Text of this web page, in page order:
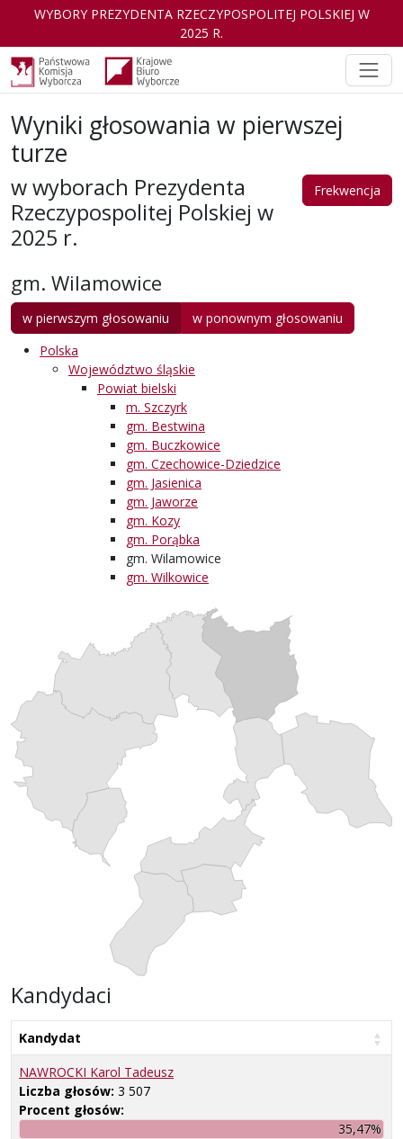
WYBORY PREZYDENTA RZECZYPOSPOLITEJ POLSKIEJ W
2025 R.
Wyniki głosowania w pierwszej
turze
Frekwencja
w wyborach Prezydenta
Rzeczypospolitej Polskiej w
2025 r.
gm. Wilamowice
w pierwszym głosowaniu
w ponownym głosowaniu
Polska
Województwo śląskie
Powiat bielski
m. Szczyrk
gm. Bestwina
gm. Buczkowice
gm. Czechowice-Dziedzice
gm. Jasienica
gm. Jaworze
gm. Kozy
gm. Porąbka
gm. Wilamowice
gm. Wilkowice
Kandydaci
Kandydat
NAWROCKI Karol Tadeusz
Liczba głosów: 3 507
Procent głosów:
35,47%